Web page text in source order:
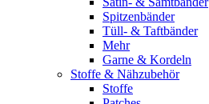
Spitzenbänder
Tüll- & Taftbänder
Mehr
Garne & Kordeln
Stoffe & Nähzubehör
Stoffe